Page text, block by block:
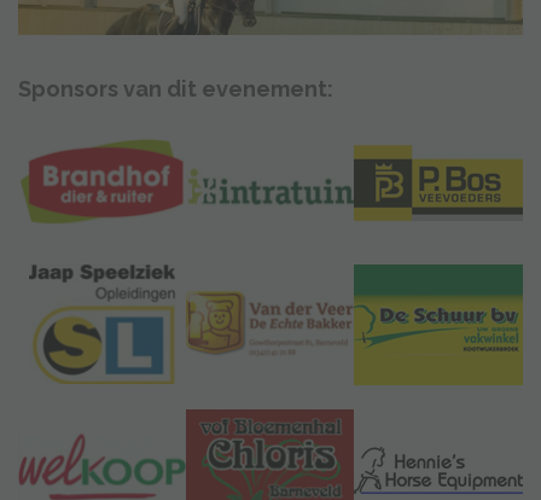
Sponsors van dit evenement: